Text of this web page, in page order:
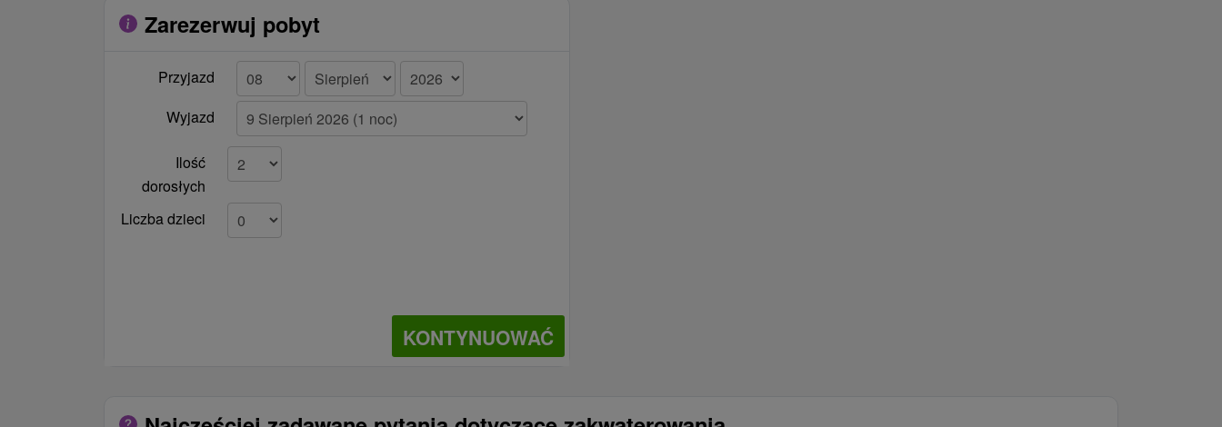
Zarezerwuj pobyt
Przyjazd
Wyjazd
Ilość
dorosłych
Liczba dzieci
KONTYNUOWAĆ